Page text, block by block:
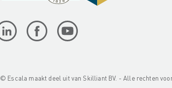
© Escala maakt deel uit van Skilliant BV. - Alle rechten